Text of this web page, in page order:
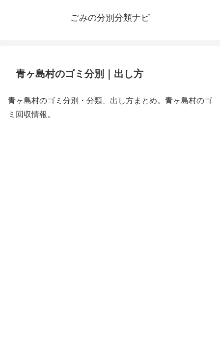
ごみの分別分類ナビ
青ヶ島村のゴミ分別｜出し方
青ヶ島村のゴミ分別・分類、出し方まとめ。青ヶ島村のゴ
ミ回収情報。